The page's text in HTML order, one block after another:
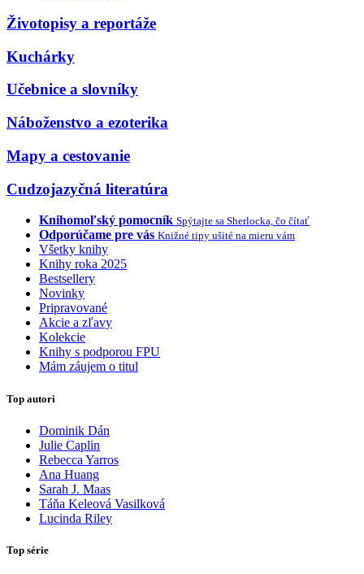
Životopisy a reportáže
Kuchárky
Učebnice a slovníky
Náboženstvo a ezoterika
Mapy a cestovanie
Cudzojazyčná literatúra
Knihomoľský pomocník Spýtajte sa Sherlocka, čo čítať
Odporúčame pre vás Knižné tipy ušité na mieru vám
Všetky knihy
Knihy roka 2025
Bestsellery
Novinky
Pripravované
Akcie a zľavy
Kolekcie
Knihy s podporou FPU
Mám záujem o titul
Top autori
Dominik Dán
Julie Caplin
Rebecca Yarros
Ana Huang
Sarah J. Maas
Táňa Keleová Vasilková
Lucinda Riley
Top série